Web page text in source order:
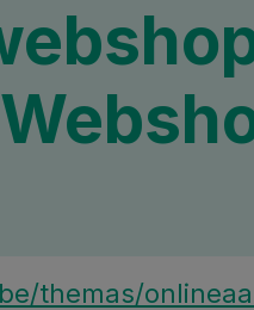
themas/